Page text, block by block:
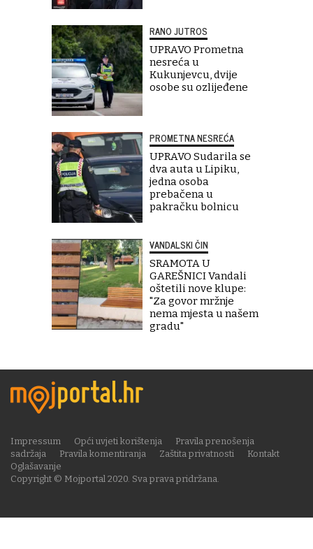
RANO JUTROS
UPRAVO Prometna
nesreća u
Kukunjevcu, dvije
osobe su ozlijeđene
PROMETNA NESREĆA
UPRAVO Sudarila se
dva auta u Lipiku,
jedna osoba
prebačena u
pakračku bolnicu
VANDALSKI ČIN
SRAMOTA U
GAREŠNICI Vandali
oštetili nove klupe:
"Za govor mržnje
nema mjesta u našem
gradu"
Copyright © Mojportal 2020. Sva prava pridržana.
Impressum Opći uvjeti korištenja
Pravila prenošenja
sadržaja
Pravila komentiranja Zaštita privatnosti
Kontakt
Oglašavanje